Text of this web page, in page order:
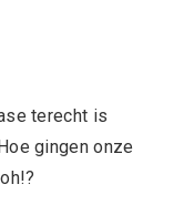
terecht is
gingen onze